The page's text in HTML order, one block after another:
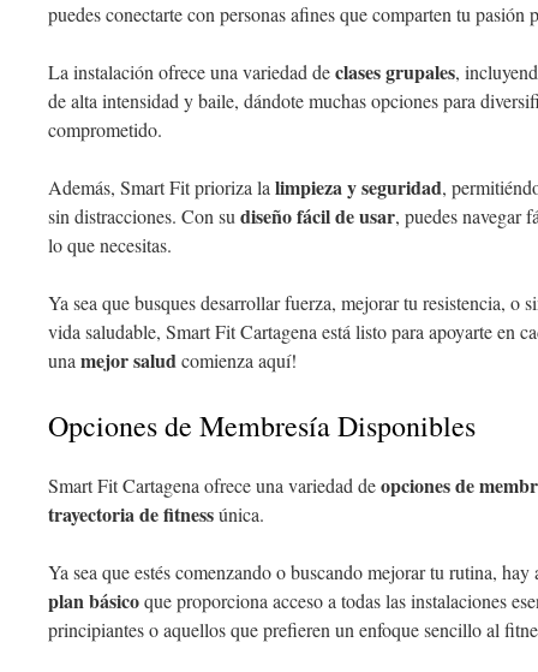
puedes conectarte con personas afines que comparten tu pasión
La instalación ofrece una variedad declases grupales,
de alta intensidad y baile, dándote muchas opciones para
comprometido.
Además, Smart Fit prioriza la limpieza y seguridad,
sin distracciones. Con su diseño fácil de usar, puedes navegar
lo que necesitas.
Ya sea que busques desarrollar fuerza, mejorar tu resistencia, o
vida saludable, Smart Fit Cartagena está listo para apoyarte en
una mejor saludcomienza aquí!
Opciones de Membresía Disponibles
Smart Fit Cartagena ofrece una variedad deopciones de
trayectoria de fitnessúnica.
Ya sea que estés comenzando o buscando mejorar tu rutina,
plan básicoque proporciona acceso a todas las instalaciones
principiantes o aquellos que prefieren un enfoque sencillo al